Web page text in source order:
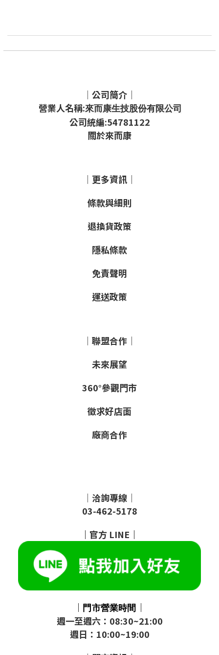
｜公司簡介｜
營業人名稱:來而康生技股份有限公司
公司統編:54781122
關於來而康
｜更多資訊｜
條款與細則
退換貨政策
隱私條款
免責聲明
運送政策
｜聯盟合作｜
未來展望
360°參觀門市
徵求好店面
廠商合作
｜洽詢專線｜
03-462-5178
｜ 官方 LINE ｜
｜ 門市營業時間 ｜
週一至週六：08:30~21:00
週日：10:00~19:00